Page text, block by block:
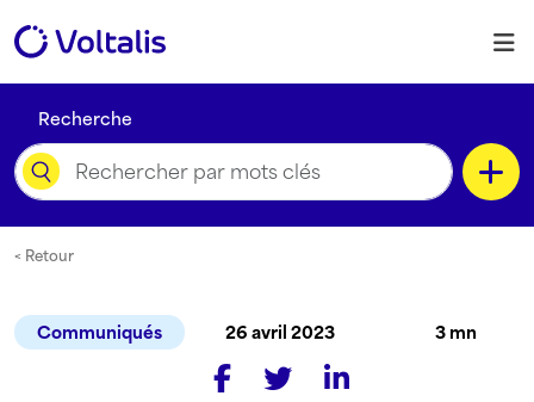
Recherche
Type de contenu
< Retour
Communiqués 26 avril 2023 3 mn